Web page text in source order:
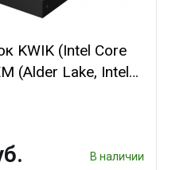
KWIK (Intel Core
(Alder Lake, Intel
64 ГБ ОЗУ/ Ninja
В наличии